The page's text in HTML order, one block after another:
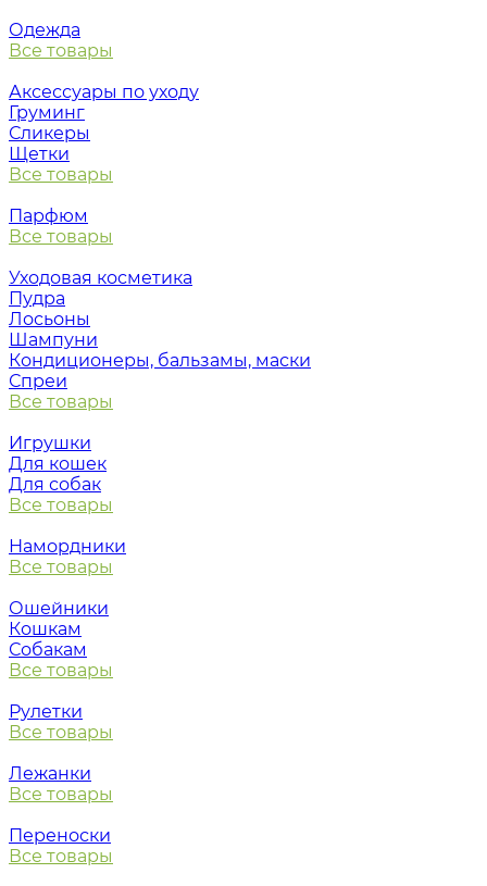
Одежда
Все товары
Аксессуары по уходу
Груминг
Сликеры
Щетки
Все товары
Парфюм
Все товары
Уходовая косметика
Пудра
Лосьоны
Шампуни
Кондиционеры, бальзамы, маски
Спреи
Все товары
Игрушки
Для кошек
Для собак
Все товары
Намордники
Все товары
Ошейники
Кошкам
Собакам
Все товары
Рулетки
Все товары
Лежанки
Все товары
Переноски
Все товары